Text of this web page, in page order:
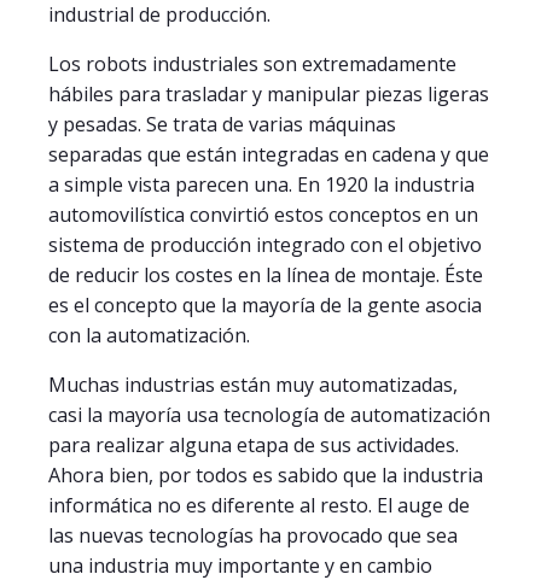
industrial de producción.
Los robots industriales son extremadamente
hábiles para trasladar y manipular piezas ligeras
y pesadas. Se trata de varias máquinas
separadas que están integradas en cadena y que
a simple vista parecen una. En 1920 la industria
automovilística convirtió estos conceptos en un
sistema de producción integrado con el objetivo
de reducir los costes en la línea de montaje. Éste
es el concepto que la mayoría de la gente asocia
con la automatización.
Muchas industrias están muy automatizadas,
casi la mayoría usa tecnología de automatización
para realizar alguna etapa de sus actividades.
Ahora bien, por todos es sabido que la industria
informática no es diferente al resto. El auge de
las nuevas tecnologías ha provocado que sea
una industria muy importante y en cambio